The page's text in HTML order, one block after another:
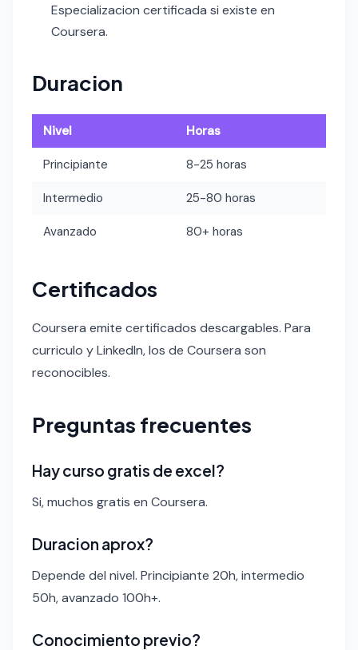
Especializacion certificada si existe en
Coursera.
Duracion
Nivel Horas
Principiante 8-25 horas
Intermedio 25-80 horas
Avanzado 80+ horas
Certificados
Coursera emite certificados descargables. Para
curriculo y LinkedIn, los de Coursera son
reconocibles.
Preguntas frecuentes
Hay curso gratis de excel?
Si, muchos gratis en Coursera.
Duracion aprox?
Depende del nivel. Principiante 20h, intermedio
50h, avanzado 100h+.
Conocimiento previo?